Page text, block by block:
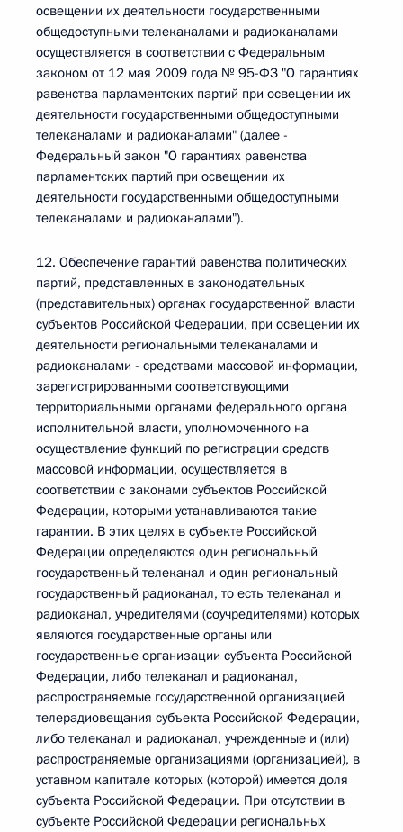
освещении их деятельности государственными
общедоступными телеканалами и радиоканалами
осуществляется в соответствии с Федеральным
законом от 12 мая 2009 года № 95-ФЗ "О гарантиях
равенства парламентских партий при освещении их
деятельности государственными общедоступными
телеканалами и радиоканалами" (далее -
Федеральный закон "О гарантиях равенства
парламентских партий при освещении их
деятельности государственными общедоступными
телеканалами и радиоканалами").
12. Обеспечение гарантий равенства политических
партий, представленных в законодательных
(представительных) органах государственной власти
субъектов Российской Федерации, при освещении их
деятельности региональными телеканалами и
радиоканалами - средствами массовой информации,
зарегистрированными соответствующими
территориальными органами федерального органа
исполнительной власти, уполномоченного на
осуществление функций по регистрации средств
массовой информации, осуществляется в
соответствии с законами субъектов Российской
Федерации, которыми устанавливаются такие
гарантии. В этих целях в субъекте Российской
Федерации определяются один региональный
государственный телеканал и один региональный
государственный радиоканал, то есть телеканал и
радиоканал, учредителями (соучредителями) которых
являются государственные органы или
государственные организации субъекта Российской
Федерации, либо телеканал и радиоканал,
распространяемые государственной организацией
телерадиовещания субъекта Российской Федерации,
либо телеканал и радиоканал, учрежденные и (или)
распространяемые организациями (организацией), в
уставном капитале которых (которой) имеется доля
субъекта Российской Федерации. При отсутствии в
субъекте Российской Федерации региональных